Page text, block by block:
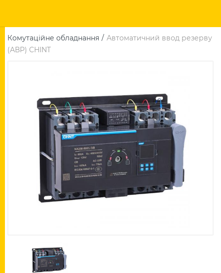
Комутаційне обладнання
Автоматичний ввод резерву
(АВР) CHINT